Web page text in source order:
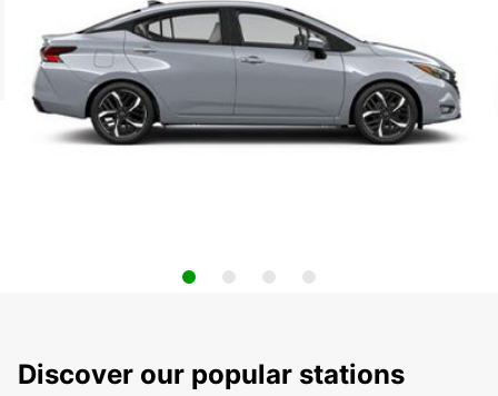
Discover our popular stations